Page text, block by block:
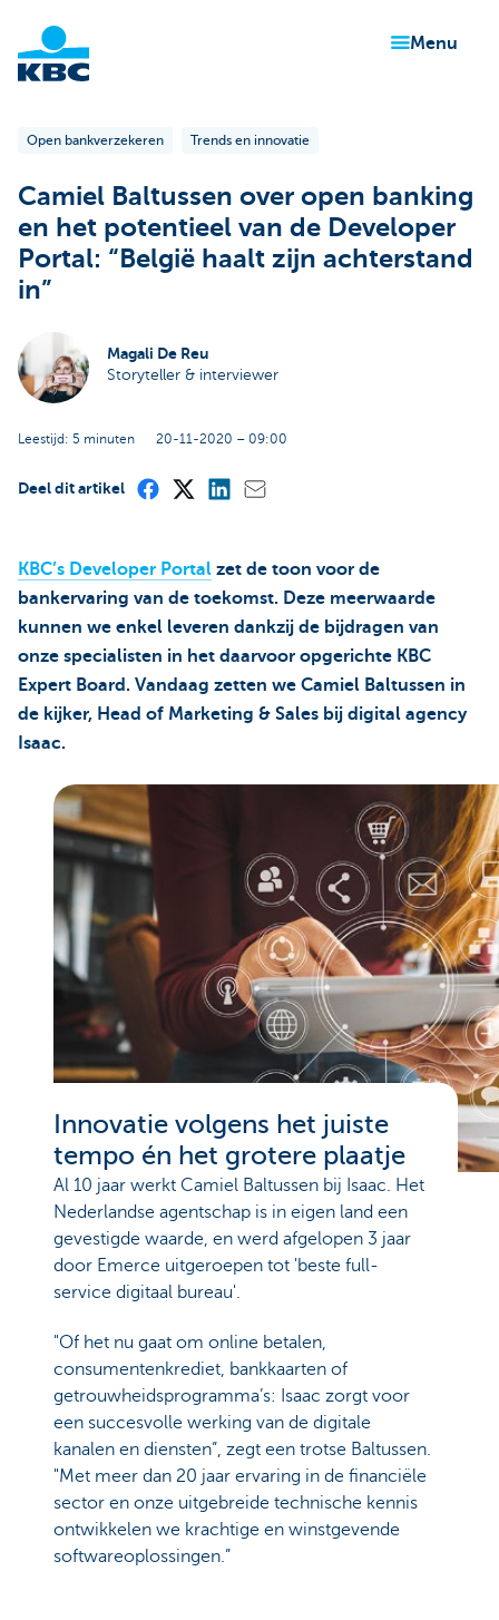
menu
Open bankverzekeren Trends en innovatie
Camiel Baltussen over open banking
en het potentieel van de Developer
Portal: “België haalt zijn achterstand
in”
Magali De Reu
Storyteller & interviewer
Leestijd: 5 minuten 20-11-2020 – 09:00
Deel dit artikel
KBC’s Developer Portal zet de toon voor de
bankervaring van de toekomst. Deze meerwaarde
kunnen we enkel leveren dankzij de bijdragen van
onze specialisten in het daarvoor opgerichte KBC
Expert Board. Vandaag zetten we Camiel Baltussen in
de kijker, Head of Marketing & Sales bij digital agency
Isaac.
Innovatie volgens het juiste
tempo én het grotere plaatje
Al 10 jaar werkt Camiel Baltussen bij Isaac. Het
Nederlandse agentschap is in eigen land een
gevestigde waarde, en werd afgelopen 3 jaar
door Emerce uitgeroepen tot 'beste full-
service digitaal bureau'.
"Of het nu gaat om online betalen,
consumentenkrediet, bankkaarten of
getrouwheidsprogramma’s: Isaac zorgt voor
een succesvolle werking van de digitale
kanalen en diensten”, zegt een trotse Baltussen.
"Met meer dan 20 jaar ervaring in de financiële
sector en onze uitgebreide technische kennis
ontwikkelen we krachtige en winstgevende
softwareoplossingen.”